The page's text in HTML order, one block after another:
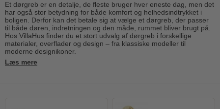
Sorte dørgreb
Stål dørgreb
Træ dørgreb
Bakelit dørgreb
Møbelgreb
Møbelknopper
Skålgreb
Skydedørsskål
BADEVÆRELSE
TILBEHØR
Rosetter
Langskilte
BRANDS
Arne Jacobsen dørgreb
Et dørgreb er en detalje, de fleste bruger hver eneste dag, men det
har også stor betydning for både komfort og helhedsindtrykket i
boligen. Derfor kan det betale sig at vælge et dørgreb, der passer
til både døren, indretningen og den måde, rummet bliver brugt på.
Hos VillaHus finder du et stort udvalg af dørgreb i forskellige
materialer, overflader og design – fra klassiske modeller til
moderne designikoner.
Læs mere